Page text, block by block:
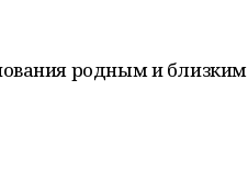
родным и близким